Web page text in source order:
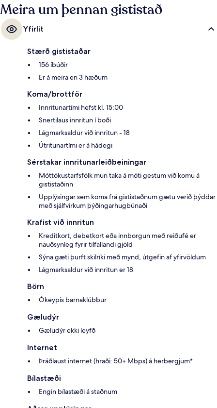
Meira um þennan gististað
Yfirlit
Stærð gististaðar
156 íbúðir
Er á meira en 3 hæðum
Koma/brottför
Innritunartími hefst kl. 15:00
Snertilaus innritun í boði
Lágmarksaldur við innritun - 18
Útritunartími er á hádegi
Sérstakar innritunarleiðbeiningar
Móttökustarfsfólk mun taka á móti gestum við komu á
gististaðinn
Upplýsingar sem koma frá gististaðnum gætu verið þýddar
með sjálfvirkum þýðingarhugbúnaði
Krafist við innritun
Kreditkort, debetkort eða innborgun með reiðufé er
nauðsynleg fyrir tilfallandi gjöld
Sýna gæti þurft skilríki með mynd, útgefin af yfirvöldum
Lágmarksaldur við innritun er 18
Börn
Ókeypis barnaklúbbur
Gæludýr
Gæludýr ekki leyfð
Internet
Þráðlaust internet (hraði: 50+ Mbps) á herbergjum*
Bílastæði
Engin bílastæði á staðnum